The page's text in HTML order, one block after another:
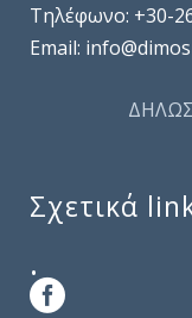
Τηλέφωνo: +30-
Email:
Σχετικά
.